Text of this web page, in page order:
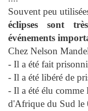
Souvent peu
éclipses sont
événements
Chez Nelson
- Il a été fait
- Il a été libéré de
- Il a été élu comme
d'Afrique du Sud le